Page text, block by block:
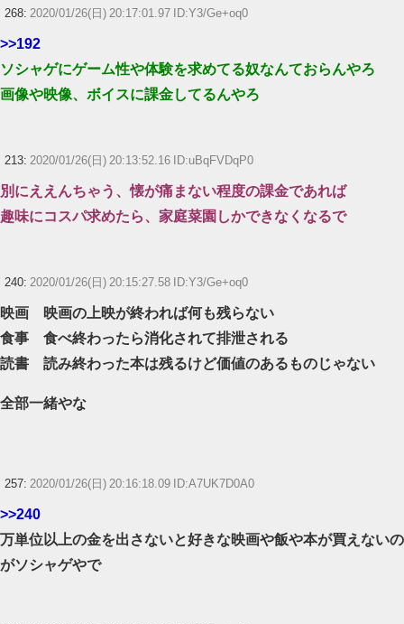
268: 2020/01/26(日) 20:17:01.97 ID:Y3/Ge+oq0
>>192
ソシャゲにゲーム性や体験を求めてる奴なんておらんやろ
画像や映像、ボイスに課金してるんやろ
213: 2020/01/26(日) 20:13:52.16 ID:uBqFVDqP0
別にええんちゃう、懐が痛まない程度の課金であれば
趣味にコスパ求めたら、家庭菜園しかできなくなるで
240: 2020/01/26(日) 20:15:27.58 ID:Y3/Ge+oq0
映画 映画の上映が終われば何も残らない
食事 食べ終わったら消化されて排泄される
読書 読み終わった本は残るけど価値のあるものじゃない
全部一緒やな
257: 2020/01/26(日) 20:16:18.09 ID:A7UK7D0A0
>>240
万単位以上の金を出さないと好きな映画や飯や本が買えないの
がソシャゲやで